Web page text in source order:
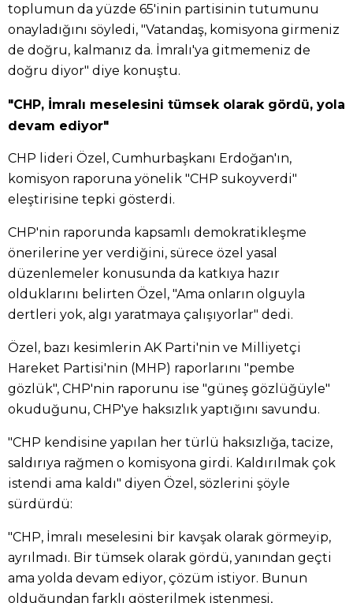
toplumun da yüzde 65'inin partisinin tutumunu
onayladığını söyledi, "Vatandaş, komisyona girmeniz
de doğru, kalmanız da. İmralı'ya gitmemeniz de
doğru diyor" diye konuştu.
"CHP, İmralı meselesini tümsek olarak gördü, yola
devam ediyor"
CHP lideri Özel, Cumhurbaşkanı Erdoğan'ın,
komisyon raporuna yönelik "CHP sukoyverdi"
eleştirisine tepki gösterdi.
CHP'nin raporunda kapsamlı demokratikleşme
önerilerine yer verdiğini, sürece özel yasal
düzenlemeler konusunda da katkıya hazır
olduklarını belirten Özel, "Ama onların olguyla
dertleri yok, algı yaratmaya çalışıyorlar" dedi.
Özel, bazı kesimlerin AK Parti'nin ve Milliyetçi
Hareket Partisi'nin (MHP) raporlarını "pembe
gözlük", CHP'nin raporunu ise "güneş gözlüğüyle"
okuduğunu, CHP'ye haksızlık yaptığını savundu.
"CHP kendisine yapılan her türlü haksızlığa, tacize,
saldırıya rağmen o komisyona girdi. Kaldırılmak çok
istendi ama kaldı" diyen Özel, sözlerini şöyle
sürdürdü:
"CHP, İmralı meselesini bir kavşak olarak görmeyip,
ayrılmadı. Bir tümsek olarak gördü, yanından geçti
ama yolda devam ediyor, çözüm istiyor. Bunun
olduğundan farklı gösterilmek istenmesi,